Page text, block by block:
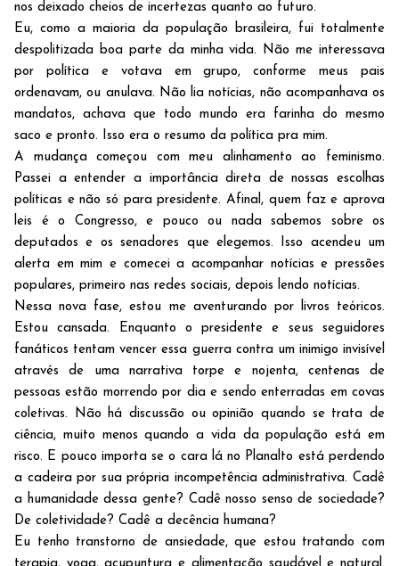
nos deixado cheios de incertezas quanto ao futuro.
Eu, como a maioria da população brasileira, fui totalmente
despolitizada boa parte da minha vida. Não me interessava
por política e votava em grupo, conforme meus pais
ordenavam, ou anulava. Não lia notícias, não acompanhava os
mandatos, achava que todo mundo era farinha do mesmo
saco e pronto. Isso era o resumo da política pra mim.
A mudança começou com meu alinhamento ao feminismo.
Passei a entender a importância direta de nossas escolhas
políticas e não só para presidente. Afinal, quem faz e aprova
leis é o Congresso, e pouco ou nada sabemos sobre os
deputados e os senadores que elegemos. Isso acendeu um
alerta em mim e comecei a acompanhar notícias e pressões
populares, primeiro nas redes sociais, depois lendo notícias.
Nessa nova fase, estou me aventurando por livros teóricos.
Estou cansada. Enquanto o presidente e seus seguidores
fanáticos tentam vencer essa guerra contra um inimigo invisível
através de uma narrativa torpe e nojenta, centenas de
pessoas estão morrendo por dia e sendo enterradas em covas
coletivas. Não há discussão ou opinião quando se trata de
ciência, muito menos quando a vida da população está em
risco. E pouco importa se o cara lá no Planalto está perdendo
a cadeira por sua própria incompetência administrativa. Cadê
a humanidade dessa gente? Cadê nosso senso de sociedade?
De coletividade? Cadê a decência humana?
Eu tenho transtorno de ansiedade, que estou tratando com